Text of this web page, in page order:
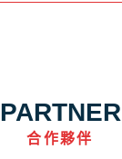
PARTNER
合作夥伴